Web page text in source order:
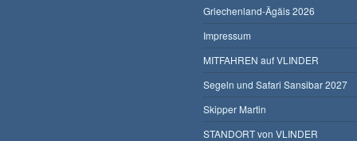
Griechenland-Ägäis 2026
Impressum
MITFAHREN auf VLINDER
Segeln und Safari Sansibar 2027
Skipper Martin
STANDORT von VLINDER